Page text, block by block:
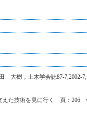
大樹，土木学会誌87-7,2002-
た技術を見に行く 頁：